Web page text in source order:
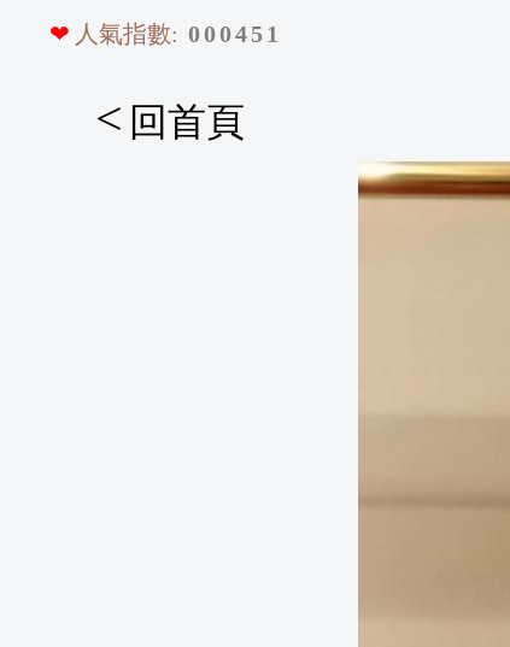
❤ 人氣指數: 000451
< 回首頁